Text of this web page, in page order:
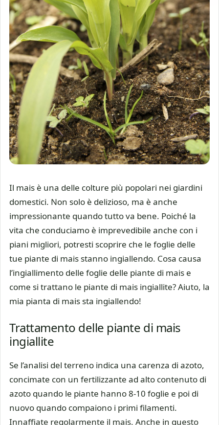
Il mais è una delle colture più popolari nei giardini
domestici. Non solo è delizioso, ma è anche
impressionante quando tutto va bene. Poiché la
vita che conduciamo è imprevedibile anche con i
piani migliori, potresti scoprire che le foglie delle
tue piante di mais stanno ingiallendo. Cosa causa
l’ingiallimento delle foglie delle piante di mais e
come si trattano le piante di mais ingiallite? Aiuto, la
mia pianta di mais sta ingiallendo!
Trattamento delle piante di mais
ingiallite
Se l’analisi del terreno indica una carenza di azoto,
concimate con un fertilizzante ad alto contenuto di
azoto quando le piante hanno 8-10 foglie e poi di
nuovo quando compaiono i primi filamenti.
Innaffiate regolarmente il mais. Anche in questo